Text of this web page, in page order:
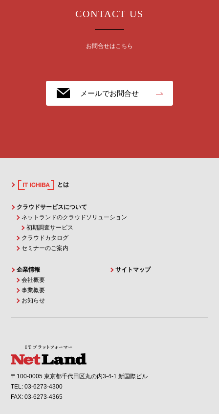
CONTACT US
お問合せはこちら
メールでお問合せ
とは
クラウドサービスについて
ネットランドのクラウドソリューション
初期調査サービス
クラウドカタログ
セミナーのご案内
企業情報
会社概要
事業概要
お知らせ
サイトマップ
〒100-0005 東京都千代田区丸の内3-4-1 新国際ビル
TEL: 03-6273-4300
FAX: 03-6273-4365